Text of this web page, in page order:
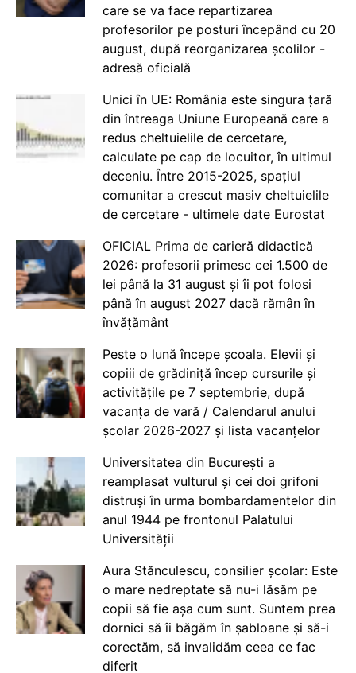
care se va face repartizarea
profesorilor pe posturi începând cu 20
august, după reorganizarea școlilor -
adresă oficială
Unici în UE: România este singura țară
din întreaga Uniune Europeană care a
redus cheltuielile de cercetare,
calculate pe cap de locuitor, în ultimul
deceniu. Între 2015-2025, spațiul
comunitar a crescut masiv cheltuielile
de cercetare - ultimele date Eurostat
OFICIAL Prima de carieră didactică
2026: profesorii primesc cei 1.500 de
lei până la 31 august și îi pot folosi
până în august 2027 dacă rămân în
învățământ
Peste o lună începe școala. Elevii și
copiii de grădiniță încep cursurile și
activitățile pe 7 septembrie, după
vacanța de vară / Calendarul anului
școlar 2026-2027 și lista vacanțelor
Universitatea din București a
reamplasat vulturul și cei doi grifoni
distruși în urma bombardamentelor din
anul 1944 pe frontonul Palatului
Universității
Aura Stănculescu, consilier școlar: Este
o mare nedreptate să nu-i lăsăm pe
copii să fie așa cum sunt. Suntem prea
dornici să îi băgăm în șabloane și să-i
corectăm, să invalidăm ceea ce fac
diferit